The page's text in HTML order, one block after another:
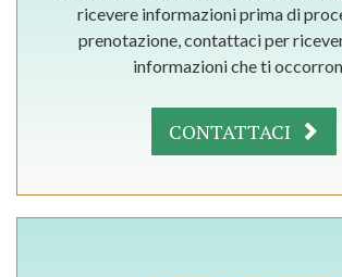
ricevere informazioni prima di
prenotazione, contattaci per
informazioni che ti
CONTATTACI